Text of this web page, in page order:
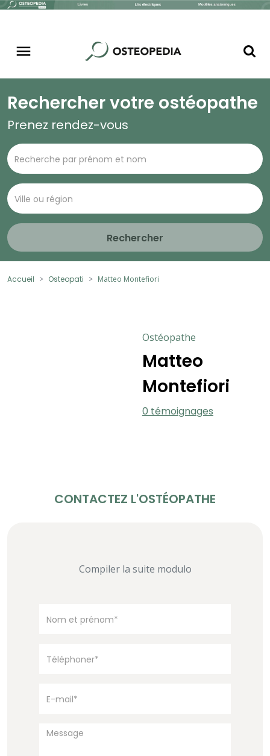
Rechercher votre ostéopathe
Prenez rendez-vous
Rechercher
Accueil Osteopati Matteo Montefiori
Ostéopathe
Matteo
Montefiori
0 témoignages
CONTACTEZ L'OSTÉOPATHE
Compiler la suite modulo